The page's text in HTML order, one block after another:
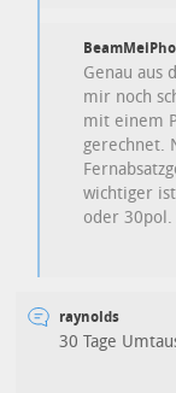
Genau aus
mir noch
mit einem
gerechnet.
wichtiger
oder 30pol.
raynolds
30 Tage